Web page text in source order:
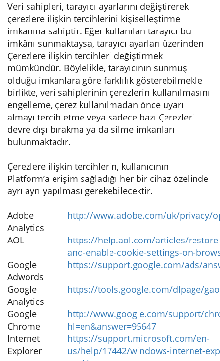
Veri sahipleri, tarayıcı ayarlarını değiştirerek
çerezlere ilişkin tercihlerini kişiselleştirme
imkanına sahiptir. Eğer kullanılan tarayıcı bu
imkânı sunmaktaysa, tarayıcı ayarları üzerinden
Çerezlere ilişkin tercihleri değiştirmek
mümkündür. Böylelikle, tarayıcının sunmuş
olduğu imkanlara göre farklılık gösterebilmekle
birlikte, veri sahiplerinin çerezlerin kullanılmasını
engelleme, çerez kullanılmadan önce uyarı
almayı tercih etme veya sadece bazı Çerezleri
devre dışı bırakma ya da silme imkanları
bulunmaktadır.
Çerezlere ilişkin tercihlerin, kullanıcının
Platform’a erişim sağladığı her bir cihaz özelinde
ayrı ayrı yapılması gerekebilecektir.
Adobe
Analytics
http://www.adobe.com/uk/privacy/
AOL
https://help.aol.com/articles/
and-enable-cookie-settings-on-
Google
Adwords
https://support.google.com/ads/
Google
Analytics
https://tools.google.com/dlpage/
Google
Chrome
http://www.google.com/support/
hl=en&answer=95647
Internet
Explorer
https://support.microsoft.com/en-
us/help/17442/windows-internet-